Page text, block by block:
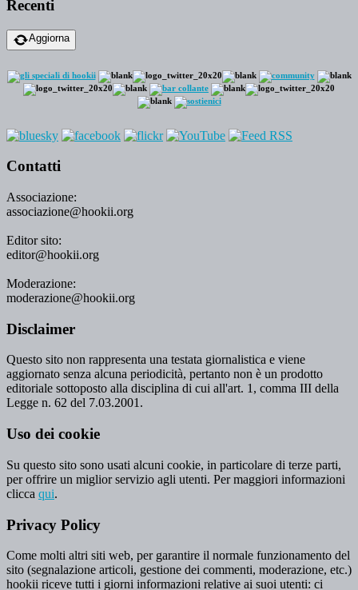
Recenti
Aggiorna
Contatti
Associazione:
associazione@hookii.org
Editor sito:
editor@hookii.org
Moderazione:
moderazione@hookii.org
Disclaimer
Questo sito non rappresenta una testata giornalistica e viene
aggiornato senza alcuna periodicità, pertanto non è un prodotto
editoriale sottoposto alla disciplina di cui all'art. 1, comma III della
Legge n. 62 del 7.03.2001.
Uso dei cookie
Su questo sito sono usati alcuni cookie, in particolare di terze parti,
per offrire un miglior servizio agli utenti. Per maggiori informazioni
clicca qui.
Privacy Policy
Come molti altri siti web, per garantire il normale funzionamento del
sito (segnalazione articoli, gestione dei commenti, moderazione, etc.)
hookii riceve tutti i giorni informazioni relative ai suoi utenti: ci